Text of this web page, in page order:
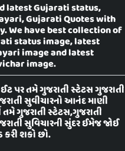
latest Gujarati status,
Gujarati Quotes with
We have best collection of
status image, latest
image and latest
image.
પર તમે ગુજરાતી સ્ટેટસ ગુજરાતી
સુવીચારનો આનંદ માણી
ગુજરાતી સ્ટેટસ,ગુજરાતી
સુવિચારની સુંદર ઈમેજ જોઈ
શકો છો.